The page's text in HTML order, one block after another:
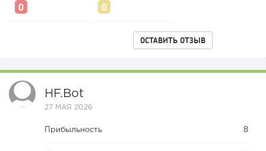
ОСТАВИТЬ ОТЗЫВ
HF.bot
27 МАЯ 2026
Прибыльность 8